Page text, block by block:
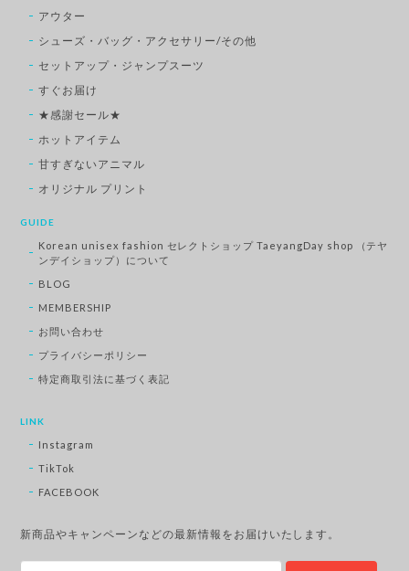
アウター
シューズ・バッグ・アクセサリー/その他
セットアップ・ジャンプスーツ
すぐお届け
★感謝セール★
ホットアイテム
甘すぎないアニマル
オリジナル プリント
GUIDE
Korean unisex fashion セレクトショップ TaeyangDay shop （テヤ
ンデイショップ）について
BLOG
MEMBERSHIP
お問い合わせ
プライバシーポリシー
特定商取引法に基づく表記
LINK
Instagram
TikTok
FACEBOOK
新商品やキャンペーンなどの最新情報をお届けいたします。